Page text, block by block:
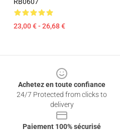
23,00 € - 26,68 €
Achetez en toute confiance
24/7 Protected from clicks to
delivery
Paiement 100% sécurisé